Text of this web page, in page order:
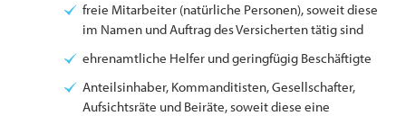
freie Mitarbeiter (natürliche Personen), soweit diese
im Namen und Auftrag des Versicherten tätig sind
ehrenamtliche Helfer und geringfügig Beschäftigte
Anteilsinhaber, Kommanditisten, Gesellschafter,
Aufsichtsräte und Beiräte, soweit diese eine